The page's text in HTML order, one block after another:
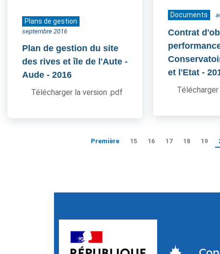
Plans de gestion
septembre 2016
Plan de gestion du site
des rives et île de l'Aute -
Aude - 2016
Télécharger la version .pdf
Documents
Contrat
et l'Etat -
Première 15 16 17 18 19